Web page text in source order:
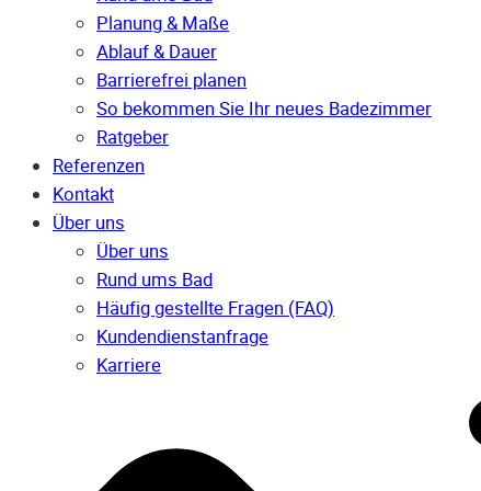
Planung & Maße
Ablauf & Dauer
Barrierefrei planen
So bekommen Sie Ihr neues Badezimmer
Ratgeber
Referenzen
Kontakt
Über uns
Über uns
Rund ums Bad
Häufig gestellte Fragen (FAQ)
Kunden­dienst­anfrage
Karriere